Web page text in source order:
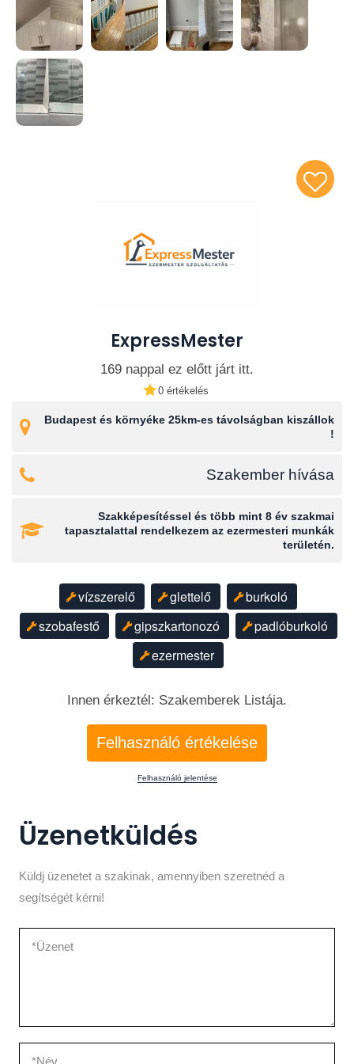
A saját vállalkozásomat azért hoztam létre, mert a
munkám mögé a saját nevemet és arcomat
teszem. Nem adom tovább a megbízást, nem
dolgozom alvállalkozóval, nem hárítok
felelősséget. Amit elvállalok, azt én készítem el,
• Precíz, igényes kivitelezés
• Tartós, átgondolt megoldások
Az ügyfeleim nem azért választanak, mert
„olcsóbb”, hanem mert biztosra akarnak menni.
Ha fontos Önnek, hogy a munka elsőre jól legyen
Megbízható megoldás az otthonában.
ExpressMester
169 nappal ez előtt járt itt.
0 értékelés
Budapest és környéke 25km-es távolságban kiszállok
!
Szakember hívása
Szakképesítéssel és több mint 8 év szakmai
tapasztalattal rendelkezem az ezermesteri munkák
területén.
vízszerelő glettelő
burkoló
szobafestő
gipszkartonozó
padlóburkoló
ezermester
Innen érkeztél: Szakemberek Listája.
Felhasználó értékelése
Felhasználó jelentése
Üzenetküldés
Küldj üzenetet a szakinak, amennyiben szeretnéd a
segítségét kérni!